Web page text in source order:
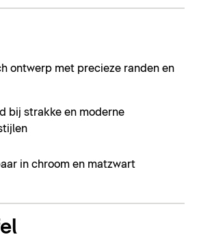
ontwerp met precieze randen en
bij strakke en moderne
in chroom en matzwart